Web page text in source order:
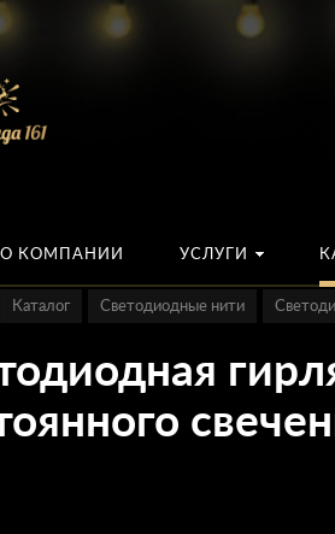
О КОМПАНИИ УСЛУГИ
Каталог Светодиодные нити